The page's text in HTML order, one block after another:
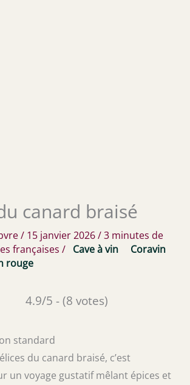
canard braisé
/ 15 janvier 2026/3 minutes de
françaises / Cave à vin
Coravin
rouge
4.9/5 - (8 votes)
du canard braisé, c’est
un voyage gustatif mêlant épices et